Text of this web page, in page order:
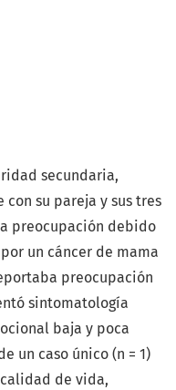
secundaria,
su pareja y sus tres
preocupación debido
un cáncer de mama
preocupación
sintomatología
baja y poca
un caso único (n = 1)
de vida,